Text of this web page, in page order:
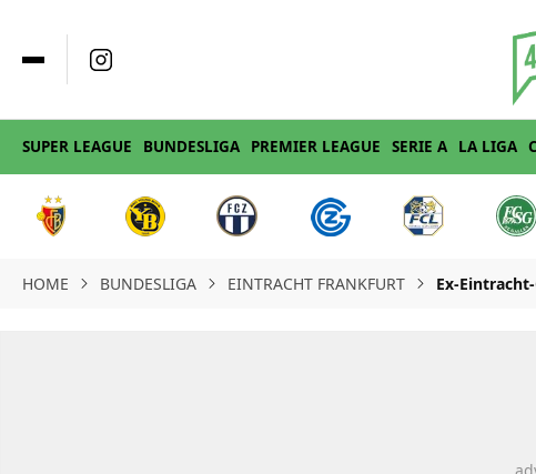
SUPER LEAGUE BUNDESLIGA PREMIER LEAGUE SERIE A LA LIGA
HOME BUNDESLIGA EINTRACHT FRANKFURT Ex-